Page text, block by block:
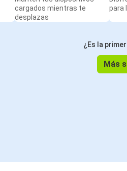
cargados mientras te
desplazas
para
¿Es la
Más